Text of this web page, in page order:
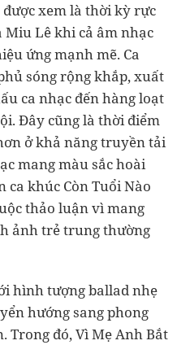
xem là thời kỳ rực
Lê khi cả âm nhạc
ứng mạnh mẽ. Ca
sóng rộng khắp, xuất
ca nhạc đến hàng loạt
Đây cũng là thời điểm
ở khả năng truyền tải
mang màu sắc hoài
ca khúc Còn Tuổi Nào
thảo luận vì mang
ảnh trẻ trung thường
hình tượng ballad nhẹ
hướng sang phong
Trong đó, Vì Mẹ Anh Bắt